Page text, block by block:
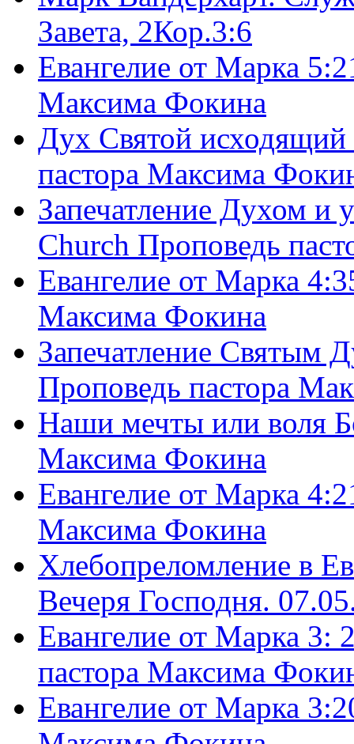
Завета, 2Кор.3:6
Евангелие от Марка
Максима Фокина
Дух Святой
пастора Максима
Запечатление Духом и
Church Проповедь
Евангелие от Марка
Максима Фокина
Запечатление Святым
Проповедь пастора
Наши мечты или воля
Максима Фокина
Евангелие от Марка
Максима Фокина
Хлебопреломление в
Вечеря Господня.
Евангелие от Марка 3:
пастора Максима
Евангелие от Марка